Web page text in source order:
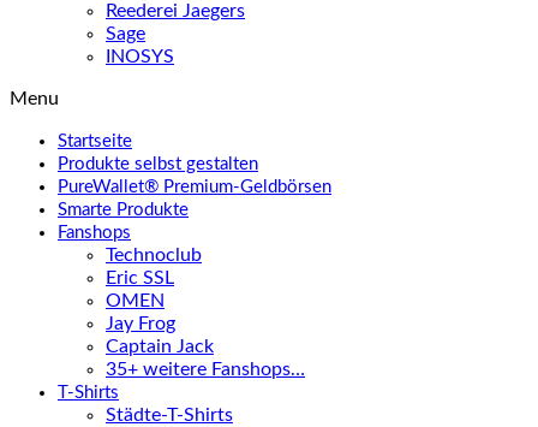
Reederei Jaegers
Sage
INOSYS
Menu
Startseite
Produkte selbst gestalten
PureWallet® Premium-Geldbörsen
Smarte Produkte
Fanshops
Technoclub
Eric SSL
OMEN
Jay Frog
Captain Jack
35+ weitere Fanshops…
T-Shirts
Städte-T-Shirts